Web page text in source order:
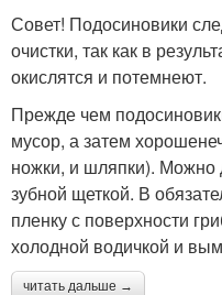
Совет! Подосиновики
очистки, так как в
окислятся и потемнеют.
Прежде чем
мусор, а затем
ножки, и шляпки). Можно
зубной щеткой. В
пленку с поверхности
холодной водичкой и
читать дальше →